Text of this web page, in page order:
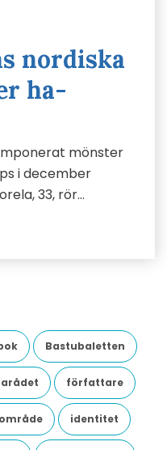
nordiska
ha-
mönster
i december
33, rör…
Bastubaletten
författare
identitet